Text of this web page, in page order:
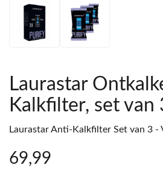
Laurastar
Kalkfilter, set van
Laurastar Anti-Kalkfilter Set van 3 -
69,99